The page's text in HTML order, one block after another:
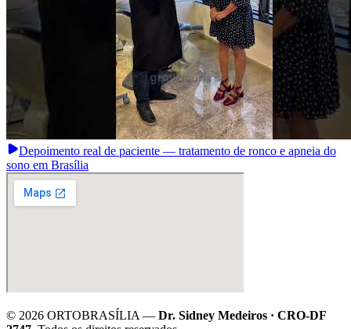
Depoimento real de paciente — tratamento de ronco e apneia do
sono em Brasília
© 2026 ORTOBRASÍLIA — Dr. Sidney Medeiros · CRO-DF